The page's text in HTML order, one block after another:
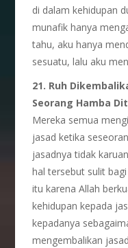
di dalam kehidupan
munafik hanya
tahu, aku hanya
sesuatu, lalu aku
21. Ruh
Seorang Hamba
Mereka semua
jasad ketika
jasadnya tidak
hal tersebut sulit bagi
itu karena Allah
kehidupan kepada
kepadanya
mengembalikan